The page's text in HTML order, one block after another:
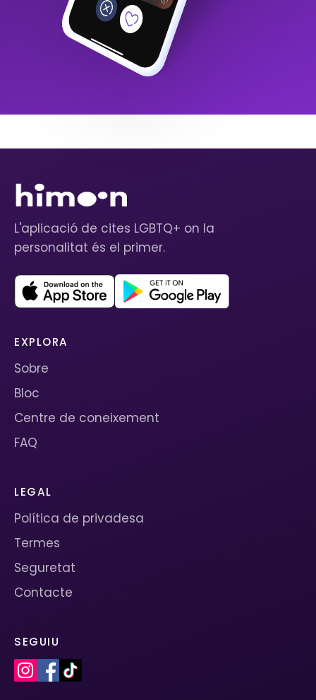
L'aplicació de cites LGBTQ+ on la
personalitat és el primer.
EXPLORA
Sobre
Bloc
Centre de coneixement
FAQ
LEGAL
Política de privadesa
Termes
Seguretat
Contacte
SEGUIU